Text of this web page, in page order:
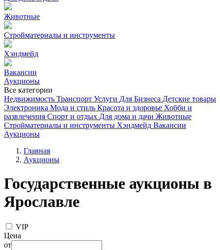
Животные
Стройматериалы и инструменты
Хэндмейд
Вакансии
Аукционы
Все категории
Недвижимость Транспорт Услуги Для Бизнеса Детские товары
Электроника Мода и стиль Красота и здоровье Хобби и
развлечения Спорт и отдых Для дома и дачи Животные
Стройматериалы и инструменты Хэндмейд Вакансии
Аукционы
Главная
Аукционы
Государственные аукционы в
Ярославле
VIP
Цена
от